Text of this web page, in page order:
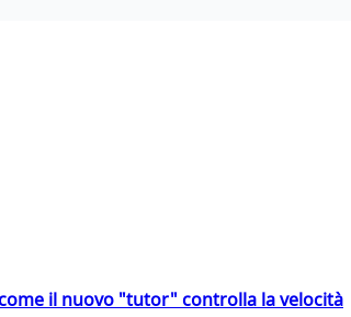
il nuovo "tutor" controlla la velocità